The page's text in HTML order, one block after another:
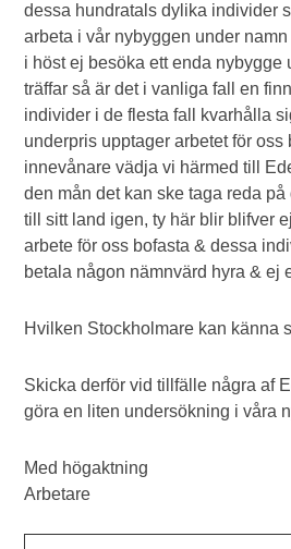
dessa hundratals dylika individer
arbeta i vår nybyggen under
i höst ej besöka ett enda nybygge
träffar så är det i vanliga fall en
individer i de flesta fall kvarhålla
underpris upptager arbetet för
innevånare vädja vi härmed till
den mån det kan ske taga reda
till sitt land igen, ty här blir blifver
arbete för oss bofasta & dessa
betala någon nämnvärd hyra & ej
Hvilken Stockholmare kan känna
Skicka derför vid tillfälle några af
göra en liten undersökning i våra
Med högaktning
Arbetare